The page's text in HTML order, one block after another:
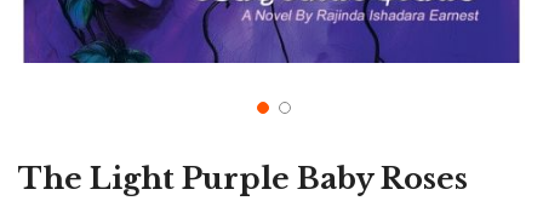
The Light Purple Baby Roses